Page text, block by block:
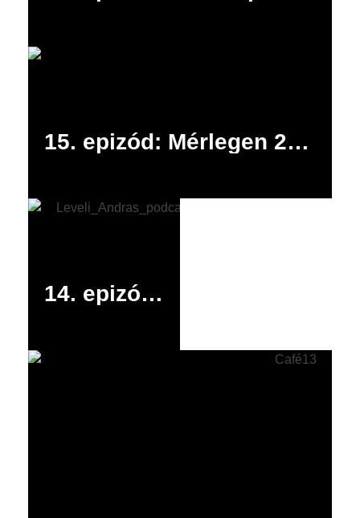
15. epizód: Mérlegen 2025 – évértékelés személyes hangnemben
14. epizód: Évértékelés nagyméretű érintőképernyőn – az LSK-történet újabb fejezete